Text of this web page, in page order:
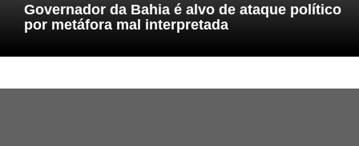
Governador da Bahia é alvo de ataque político
por metáfora mal interpretada